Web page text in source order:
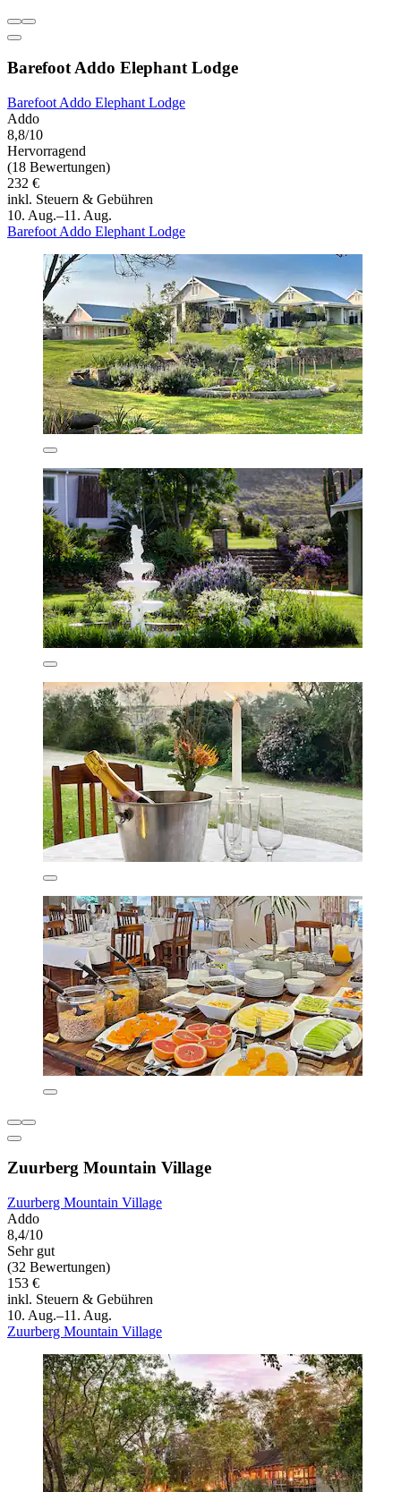
Barefoot Addo Elephant Lodge
Barefoot Addo Elephant Lodge
Addo
8,8/10
Hervorragend
(18 Bewertungen)
232 €
inkl. Steuern & Gebühren
10. Aug.–11. Aug.
Barefoot Addo Elephant Lodge
Zuurberg Mountain Village
Zuurberg Mountain Village
Addo
8,4/10
Sehr gut
(32 Bewertungen)
153 €
inkl. Steuern & Gebühren
10. Aug.–11. Aug.
Zuurberg Mountain Village